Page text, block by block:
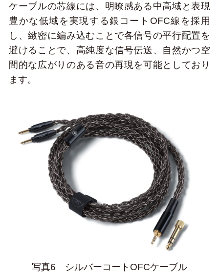
ケーブルの芯線には、明瞭感ある中高域と表現
豊かな低域を実現する銀コートOFC線を採用
し、緻密に編み込むことで各信号の平行配置を
避けることで、高純度な信号伝送、自然かつ空
間的な広がりのある音の再現を可能としており
ます。
写真6 シルバーコートOFCケーブル